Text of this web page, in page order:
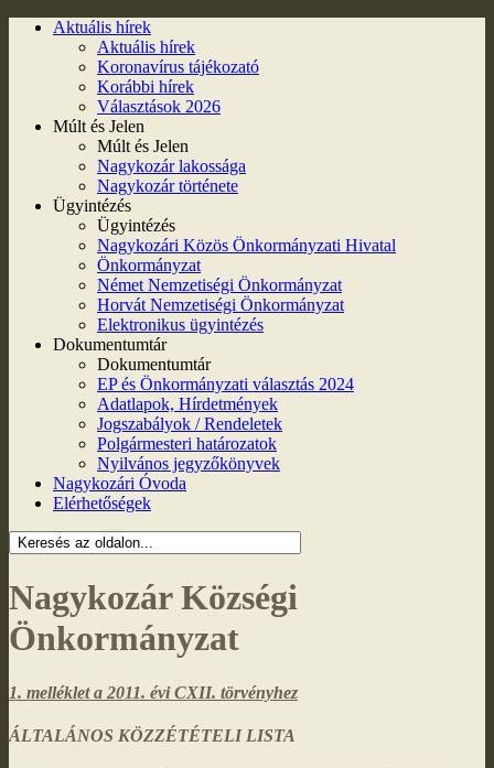
Aktuális hírek
Aktuális hírek
Koronavírus tájékozató
Korábbi hírek
Választások 2026
Múlt és Jelen
Múlt és Jelen
Nagykozár lakossága
Nagykozár története
Ügyintézés
Ügyintézés
Nagykozári Közös Önkormányzati Hivatal
Önkormányzat
Német Nemzetiségi Önkormányzat
Horvát Nemzetiségi Önkormányzat
Elektronikus ügyintézés
Dokumentumtár
Dokumentumtár
EP és Önkormányzati választás 2024
Adatlapok, Hírdetmények
Jogszabályok / Rendeletek
Polgármesteri határozatok
Nyilvános jegyzőkönyvek
Nagykozári Óvoda
Elérhetőségek
Nagykozár Községi
Önkormányzat
1. melléklet a 2011. évi CXII. törvényhez
ÁLTALÁNOS KÖZZÉTÉTELI LISTA